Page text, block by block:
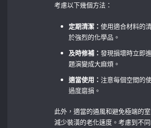
考慮以下幾個方法：
定期清潔：使用適合材料的
於強烈的化學品。
及時修補：發現損壞時立即
題演變成大麻煩。
適當使用：注意每個空間的
過度磨損。
此外，適當的通風和避免極端的
減少裝潢的老化速度。考慮到不